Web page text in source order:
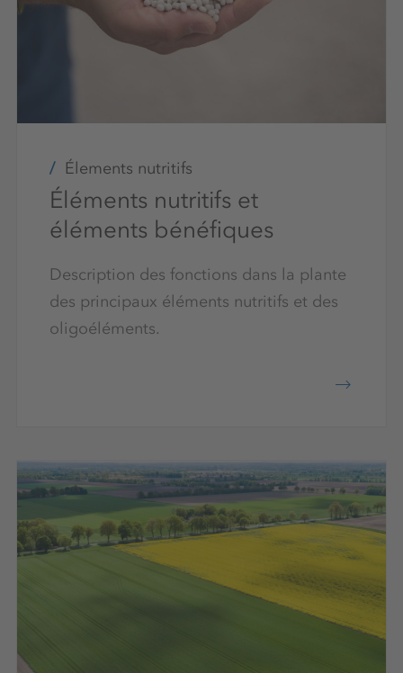
Élements nutritifs
Éléments nutritifs et
éléments bénéfiques
Description des fonctions dans la plante
des principaux éléments nutritifs et des
oligoéléments.